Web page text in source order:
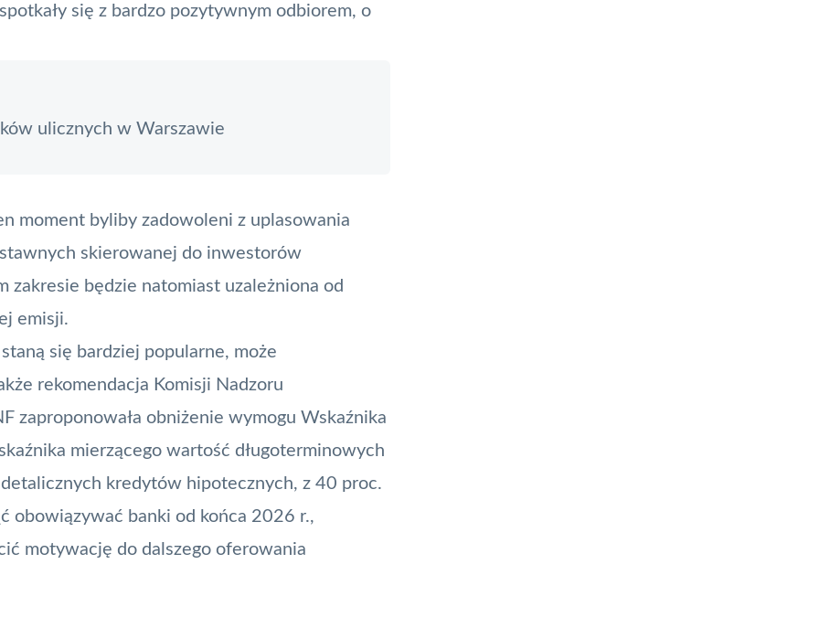
się z bardzo pozytywnym odbiorem, o
ulicznych w Warszawie
moment byliby zadowoleni z uplasowania
skierowanej do inwestorów
będzie natomiast uzależniona od
emisji.
się bardziej popularne, może
rekomendacja Komisji Nadzoru
zaproponowała obniżenie wymogu Wskaźnika
mierzącego wartość długoterminowych
kredytów hipotecznych, z 40 proc.
obowiązywać banki od końca 2026 r.,
motywację do dalszego oferowania